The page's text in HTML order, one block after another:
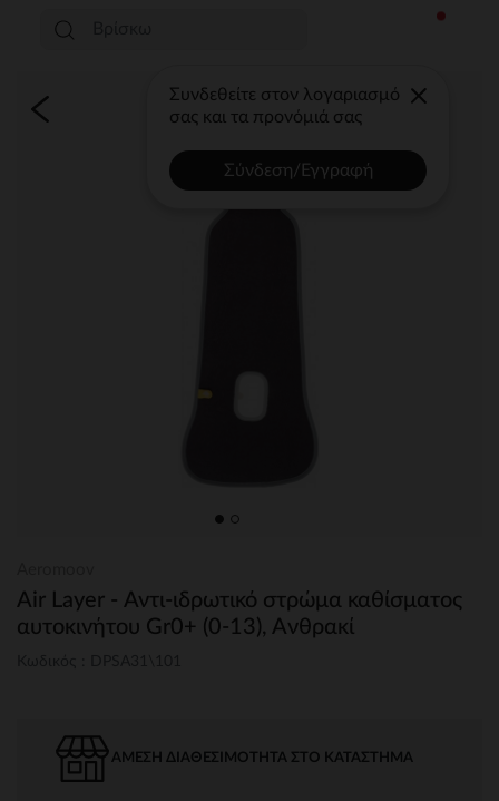
Συνδεθείτε στον λογαριασμό
σας και τα προνόμιά σας
Σύνδεση/Εγγραφή
Air Layer - Αντι-ιδρωτικό στρώμα καθίσματος
αυτοκινήτου Gr0+ (0-13), Aνθρακί
ΆΜΕΣΗ ΔΙΑΘΕΣΙΜΌΤΗΤΑ ΣΤΟ ΚΑΤΆΣΤΗΜΑ